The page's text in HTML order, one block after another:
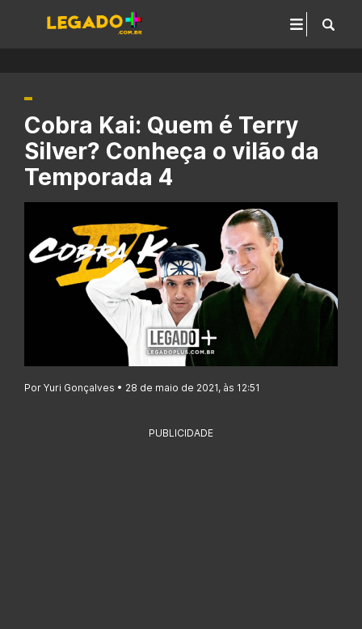
Cobra Kai: Quem é Terry
Silver? Conheça o vilão da
Temporada 4
Por Yuri Gonçalves • 28 de maio de 2021, às 12:51
PUBLICIDADE